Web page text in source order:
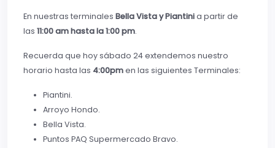
En nuestras terminales Bella Vista y Piantinia partir de
las 11:00 am hasta la 1:00 pm.
Recuerda que hoy sábado 24 extendemos nuestro
horario hasta las 4:00pmen las siguientes Terminales:
Piantini.
Arroyo Hondo.
Bella Vista.
Puntos PAQ Supermercado Bravo.